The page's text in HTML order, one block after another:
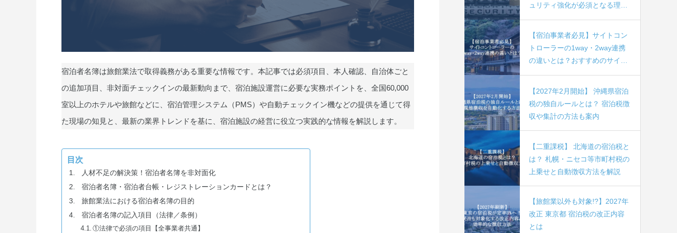
宿泊者名簿は旅館業法で取得義務がある重要な情報です。本記事では必須項目、本人確認、自治体ごと
の追加項目、非対面チェックインの最新動向まで、宿泊施設運営に必要な実務ポイントを、全国60,000
室以上のホテルや旅館などに、宿泊管理システム（PMS）や自動チェックイン機などの提供を通じて得
た現場の知見と、最新の業界トレンドを基に、宿泊施設の経営に役立つ実践的な情報を解説します。
目次
人材不足の解決策！宿泊者名簿を非対面化
宿泊者名簿・宿泊者台帳・レジストレーションカードとは？
旅館業法における宿泊者名簿の目的
宿泊者名簿の記入項目（法律／条例）
①法律で必須の項目【全事業者共通】
ュリティ強化が必須となる理由
【宿泊事業者必見】サイトコン
トローラーの1way・2way連携
の違いとは？おすすめのサイト
【2027年2月開始】 沖縄県宿泊
税の独自ルールとは？ 宿泊税徴
収や集計の方法も案内
【二重課税】 北海道の宿泊税と
は？ 札幌・ニセコ等市町村税の
上乗せと自動徴収方法を解説
【旅館業以外も対象!?】2027年
改正 東京都 宿泊税の改正内容
とは